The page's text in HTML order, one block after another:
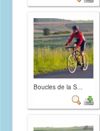
Boucles de la S...